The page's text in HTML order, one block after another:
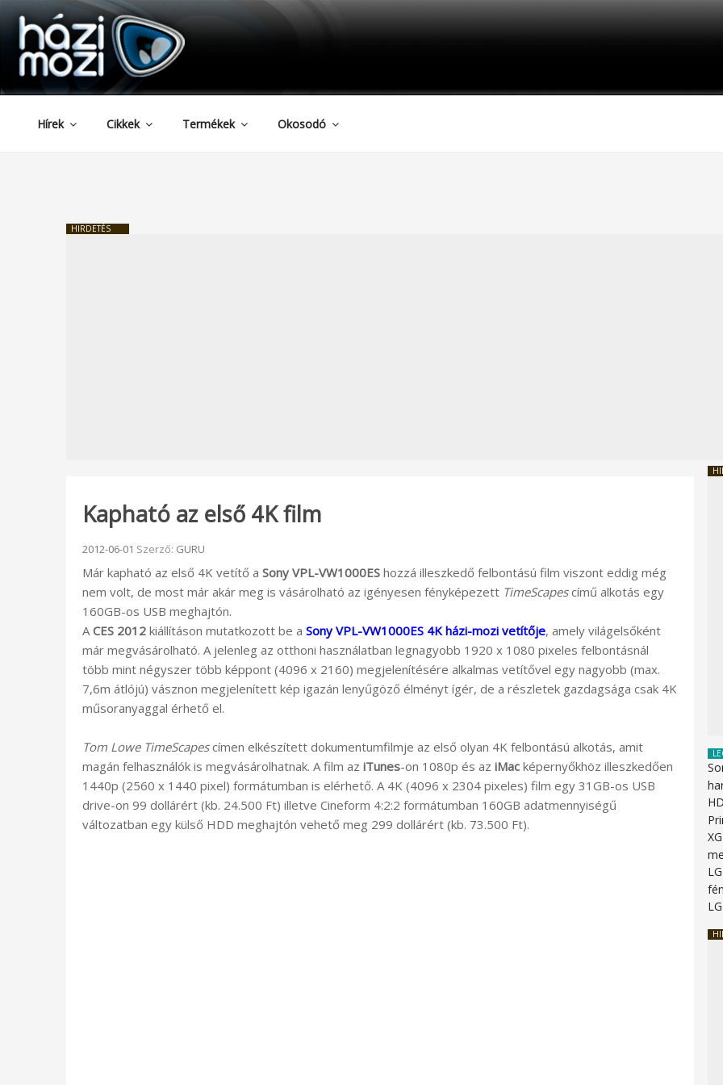
Tartalomhoz
HAZIMOZI
Hírek Cikkek Termékek Okosodó
HIRDETÉS
Kapható az első 4K film
Beküldve:
2012-06-01 Szerző: GURU
Már kapható az első 4K vetítő a Sony VPL-VW1000ES hozzá illeszkedő felbontású film viszont eddig még
nem volt, de most már akár meg is vásárolható az igényesen fényképezett TimeScapescímű alkotás egy
160GB-os USB meghajtón.
A CES 2012 kiállításon mutatkozott be a Sony VPL-VW1000ES 4K házi-mozi vetítője, amely világelsőként
már megvásárolható. A jelenleg az otthoni használatban legnagyobb 1920 x 1080 pixeles felbontásnál
több mint négyszer több képpont (4096 x 2160) megjelenítésére alkalmas vetítővel egy nagyobb (max.
7,6m átlójú) vásznon megjelenített kép igazán lenyűgöző élményt ígér, de a részletek gazdagsága csak 4K
műsoranyaggal érhető el.
Tom Lowe TimeScapescímen elkészített dokumentumfilmje az első olyan 4K felbontású alkotás, amit
magán felhasználók is megvásárolhatnak. A film az iTunes-on 1080p és az iMac képernyőkhöz illeszkedően
1440p (2560 x 1440 pixel) formátumban is elérhető. A 4K (4096 x 2304 pixeles) film egy 31GB-os USB
drive-on 99 dollárért (kb. 24.500 Ft) illetve Cineform 4:2:2 formátumban 160GB adatmennyiségű
változatban egy külső HDD meghajtón vehető meg 299 dollárért (kb. 73.500 Ft).